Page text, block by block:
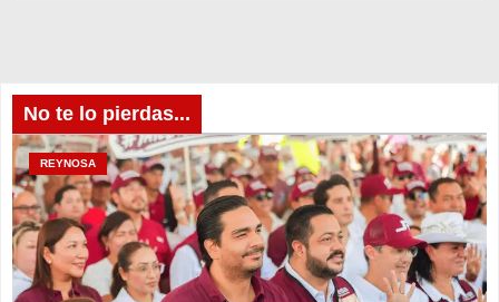
No te lo pierdas...
REYNOSA